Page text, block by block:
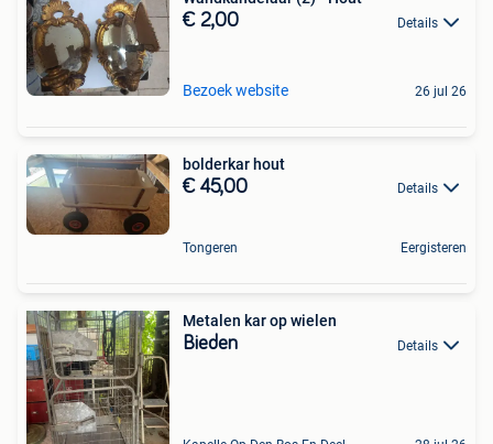
€ 2,00 Details
Bezoek website 26 jul 26
bolderkar hout
€ 45,00 Details
Tongeren Eergisteren
Metalen kar op wielen
Bieden Details